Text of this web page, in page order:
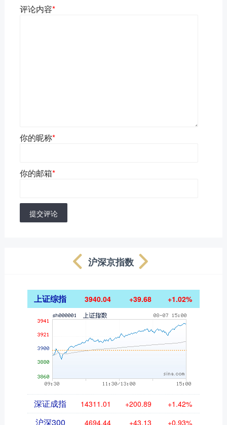
评论内容*
你的昵称*
你的邮箱*
提交评论
沪深京指数
上证综指 3940.04 +39.68 +1.02%
深证成指 14311.01 +200.89 +1.42%
沪深300 4694.44 +43.13 +0.93%